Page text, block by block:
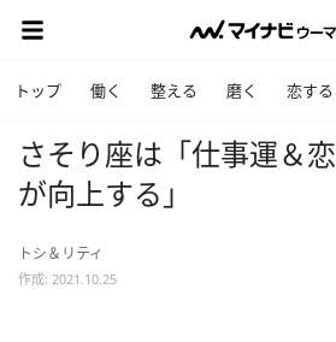
トップ 働く 整える 磨く 恋する
さそり座は「仕事運＆
が向上する」
トシ＆リティ
作成: 2021.10.25